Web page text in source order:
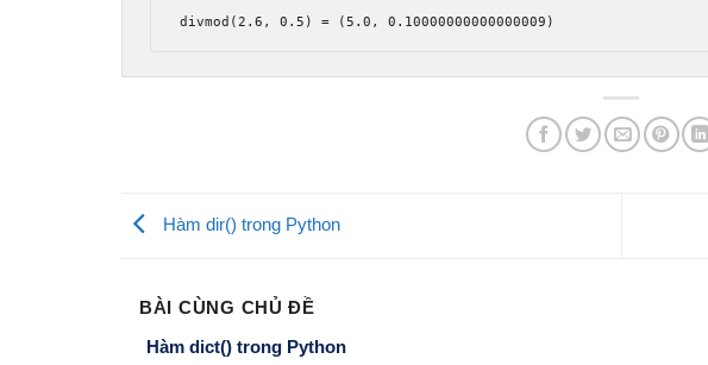
divmod (2.6 , 0.5 ) = (5.0 , 0.10000000000000009 )
Hàm dir() trong Python
BÀI CÙNG CHỦ ĐỀ
Hàm dict() trong Python